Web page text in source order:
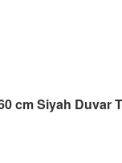
cm Siyah Duvar